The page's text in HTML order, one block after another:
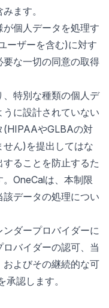
ます。
個人データを処理す
ーザーを含む)に対す
な一切の同意の取得
特別な種類の個人デ
に設計されていない
(HIPAAやGLBAの対
ん)を提出してはな
ることを防止するた
OneCalは、本制限
データの処理につい
ダープロバイダーに
バイダーの認可、当
よびその継続的な可
認します。